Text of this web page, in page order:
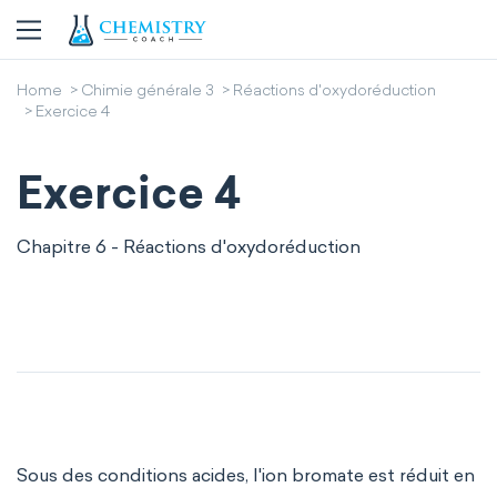
Home Chimie générale 3
Réactions d'oxydoréduction
Exercice 4
Exercice 4
Chapitre 6 - Réactions d'oxydoréduction
Sous des conditions acides, l'ion bromate est réduit en